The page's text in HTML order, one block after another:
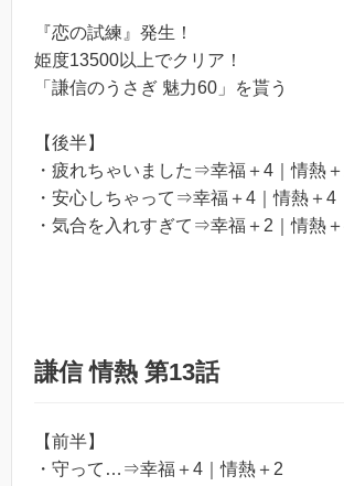
『恋の試練』発生！
姫度13500以上でクリア！
「謙信のうさぎ 魅力60」を貰う
【後半】
・疲れちゃいました⇒幸福＋4｜情熱
・ 安心しちゃって ⇒幸福＋4｜情熱＋4
・気合を入れすぎて⇒幸福＋2｜情熱
謙信 情熱 第13話
【前半】
・守って…⇒幸福＋4｜情熱＋2